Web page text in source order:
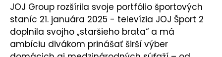
JOJ Group rozšírila svoje portfólio športových
staníc 21. januára 2025 - televízia JOJ Šport 2
doplnila svojho „staršieho brata“ a má
ambíciu divákom prinášať širší výber